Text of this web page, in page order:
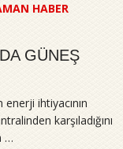
HABER
GÜNEŞ
ihtiyacının
karşıladığını
…